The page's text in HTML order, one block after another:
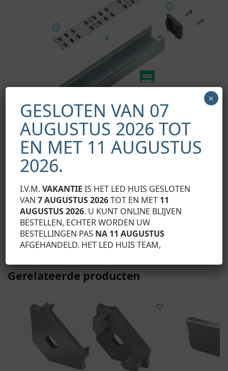
Montageschema van de verlichtingssysteemelementen met
(2) LED-strips, (3) kap zonder gat, (3a) kap met gat en (4)
montageschroef
SKU: 12-0625-10
Categorie: Lumines profiel eindkappen
Gerelateerde producten
GESLOTEN VAN 07
AUGUSTUS 2026 TOT
EN MET 11 AUGUSTUS
2026.
I.V.M.VAKANTIE IS HET LED HUIS GESLOTEN
VAN7 AUGUSTUS 2026TOT EN MET 11
AUGUSTUS 2026. U KUNT ONLINE BLIJVEN
BESTELLEN, ECHTER WORDEN UW
BESTELLINGEN PAS NA 11 AUGUSTUS
AFGEHANDELD. HET LED HUIS TEAM,
×